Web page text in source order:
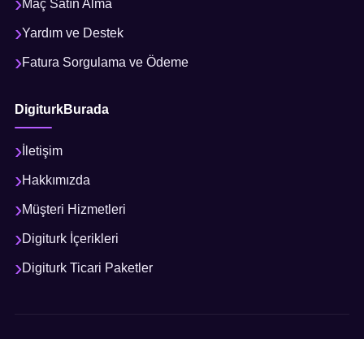
Maç Satın Alma
Yardım ve Destek
Fatura Sorgulama ve Ödeme
DigiturkBurada
İletişim
Hakkımızda
Müşteri Hizmetleri
Digiturk İçerikleri
Digiturk Ticari Paketler